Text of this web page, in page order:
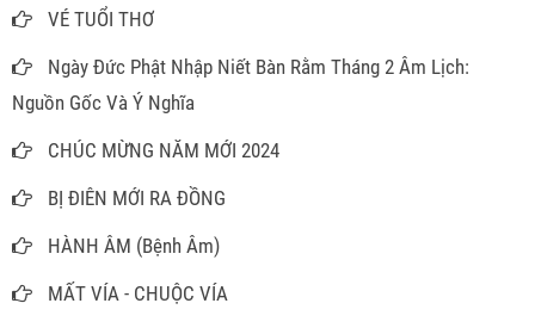
VÉ TUỔI THƠ
Ngày Đức Phật Nhập Niết Bàn Rằm Tháng 2 Âm Lịch:
Nguồn Gốc Và Ý Nghĩa
CHÚC MỪNG NĂM MỚI 2024
BỊ ĐIÊN MỚI RA ĐỒNG
HÀNH ÂM (Bệnh Âm)
MẤT VÍA - CHUỘC VÍA